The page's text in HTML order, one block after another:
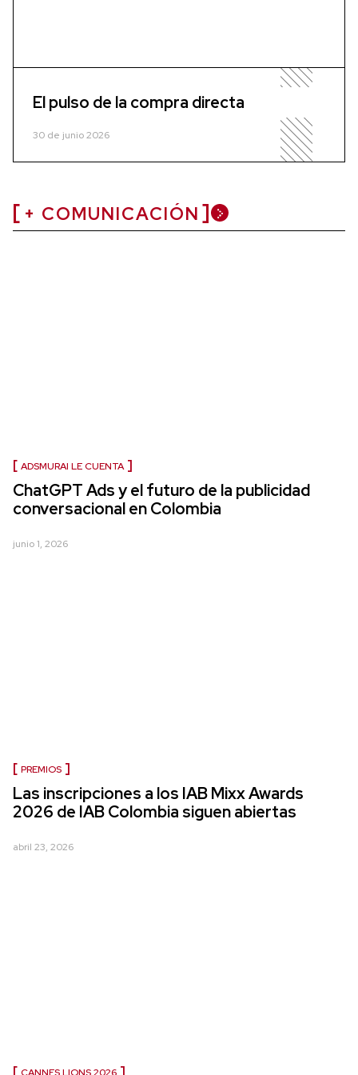
El pulso de la compra directa
30 de junio 2026
+ COMUNICACIÓN
ADSMURAI LE CUENTA
ChatGPT Ads y el futuro de la publicidad
conversacional en Colombia
junio 1, 2026
PREMIOS
Las inscripciones a los IAB Mixx Awards
2026 de IAB Colombia siguen abiertas
abril 23, 2026
CANNES LIONS 2026